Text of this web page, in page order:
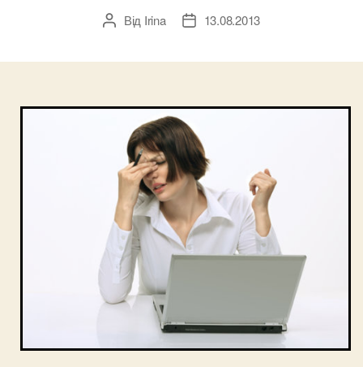
Автор
Від Irina
Дата13.08.2013